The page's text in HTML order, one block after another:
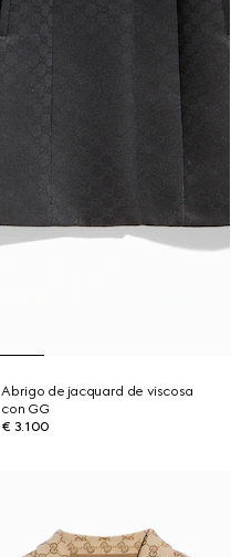
Abrigo de jacquard de viscosa
con GG
€ 3.100